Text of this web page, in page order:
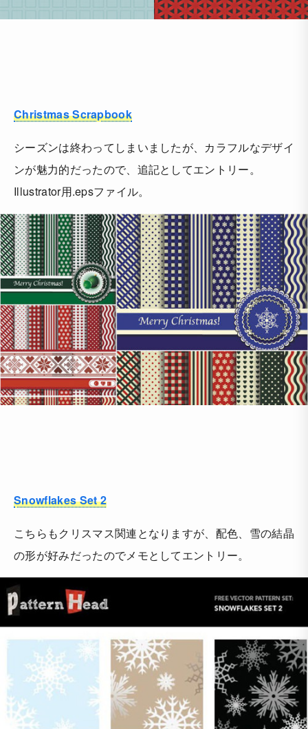
Christmas Scrapbook
シーズンは終わってしまいましたが、カラフルなデザイ
ンが魅力的だったので、追記としてエントリー。
Illustrator用.epsファイル。
Snowflakes Set 2
こちらもクリスマス関連となりますが、配色、雪の結晶
の形が好みだったのでメモとしてエントリー。